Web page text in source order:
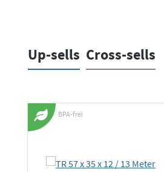
Up-sells Cross-sells
BPA-frei